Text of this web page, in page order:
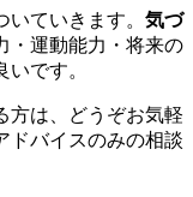
ていきます。 気づ
・運動能力・将来の
です。
方は、どうぞお気軽
ドバイスのみの相談